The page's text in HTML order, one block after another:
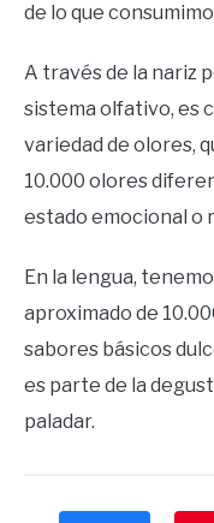
de lo que
A través de la nariz
sistema olfativo, es
variedad de olores,
10.000 olores
estado emocional o
En la lengua,
aproximado de
sabores básicos
es parte de la
paladar.